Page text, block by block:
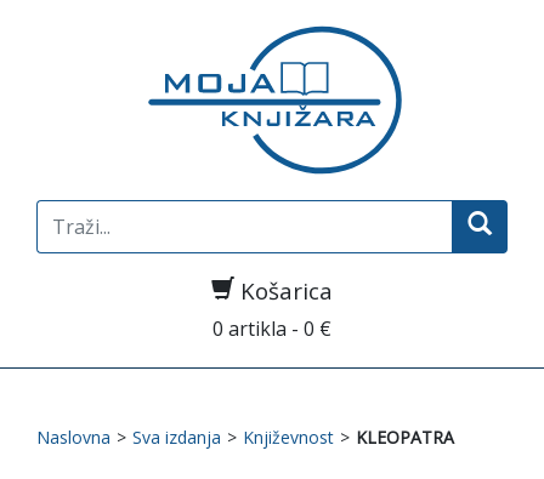
Search
for:
Košarica
0 artikla - 0 €
Naslovna > Sva izdanja > Književnost > KLEOPATRA